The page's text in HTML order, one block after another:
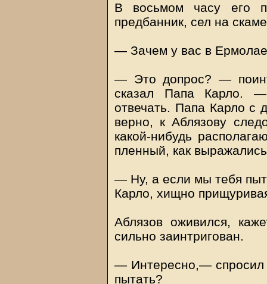
В восьмом часу его
предбанник, сел на
— Зачем у вас в
— Это допрос? —
сказал Папа Карло.
отвечать. Папа Карло с
верно, к Аблязову
какой-нибудь
пленный, как
— Ну, а если мы тебя
Карло, хищно
Аблязов оживился,
сильно заинтригован.
— Интересно,— спросил
пытать?